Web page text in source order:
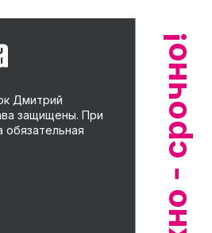
Дмитрий
защищены. При
обязательная